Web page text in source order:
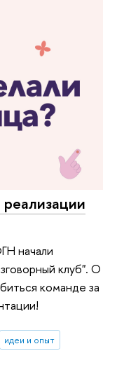
начали
клуб". О
команде за
идеи и опыт